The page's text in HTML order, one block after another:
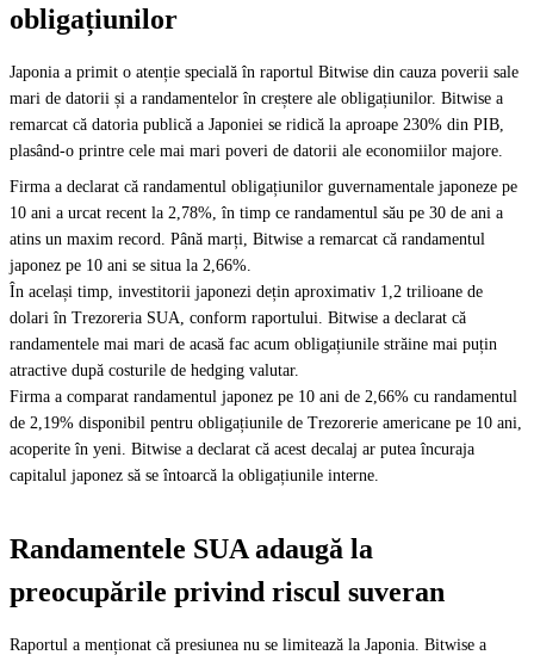
obligațiunilor
Japonia a primit o atenție specială în raportul Bitwise din cauza poverii sale
mari de datorii și a randamentelor în creștere ale obligațiunilor. Bitwise a
remarcat că datoria publică a Japoniei se ridică la aproape 230% din PIB,
plasând-o printre cele mai mari poveri de datorii ale economiilor majore.
Firma a declarat că randamentul obligațiunilor guvernamentale japoneze pe
10 ani a urcat recent la 2,78%, în timp ce randamentul său pe 30 de ani a
atins un maxim record. Până marți, Bitwise a remarcat că randamentul
japonez pe 10 ani se situa la 2,66%.
În același timp, investitorii japonezi dețin aproximativ 1,2 trilioane de
dolari în Trezoreria SUA, conform raportului. Bitwise a declarat că
randamentele mai mari de acasă fac acum obligațiunile străine mai puțin
atractive după costurile de hedging valutar.
Firma a comparat randamentul japonez pe 10 ani de 2,66% cu randamentul
de 2,19% disponibil pentru obligațiunile de Trezorerie americane pe 10 ani,
acoperite în yeni. Bitwise a declarat că acest decalaj ar putea încuraja
capitalul japonez să se întoarcă la obligațiunile interne.
Randamentele SUA adaugă la
preocupările privind riscul suveran
Raportul a menționat că presiunea nu se limitează la Japonia. Bitwise a